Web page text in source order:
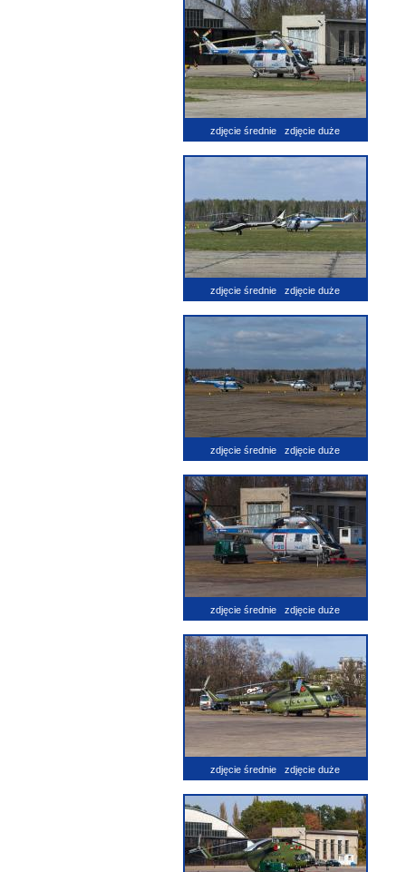
zdjęcie średnie zdjęcie duże
zdjęcie średnie zdjęcie duże
zdjęcie średnie zdjęcie duże
zdjęcie średnie zdjęcie duże
zdjęcie średnie zdjęcie duże